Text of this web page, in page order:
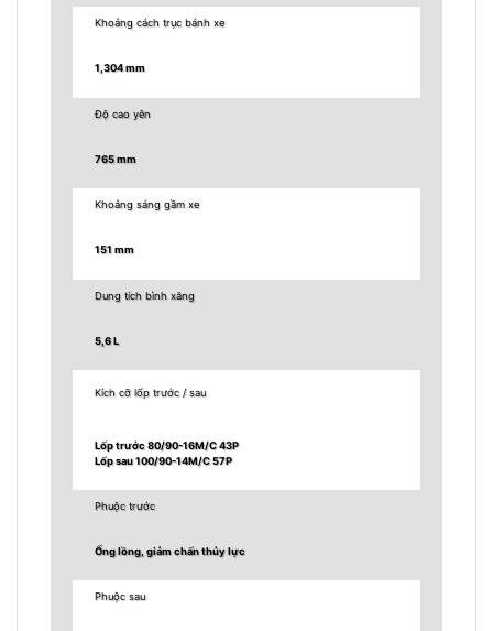
Khoảng cách trục bánh xe
1,304 mm
Độ cao yên
765 mm
Khoảng sáng gầm xe
151 mm
Dung tích bình xăng
5,6 L
Kích cỡ lốp trước / sau
Lốp trước 80/90-16M/C 43P
Lốp sau 100/90-14M/C 57P
Phuộc trước
Ống lồng, giảm chấn thủy lực
Phuộc sau